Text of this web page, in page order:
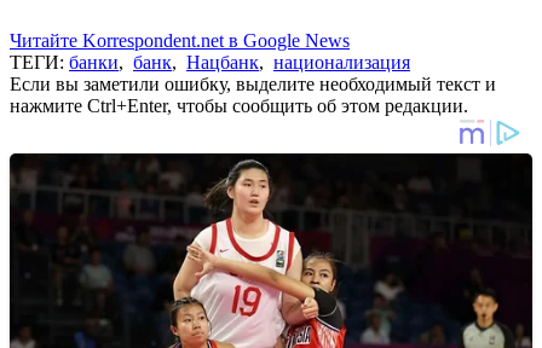
Читайте Korrespondent.net в Google News
ТЕГИ: банки, банк, Нацбанк, национализация
Если вы заметили ошибку, выделите необходимый текст и
нажмите Ctrl+Enter, чтобы сообщить об этом редакции.